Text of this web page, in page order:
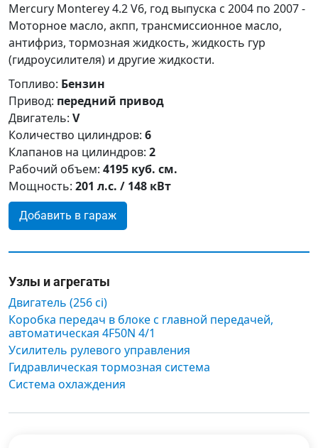
Mercury Monterey 4.2 V6, год выпуска с 2004 по 2007 -
Моторное масло, акпп, трансмиссионное масло,
антифриз, тормозная жидкость, жидкость гур
(гидроусилителя) и другие жидкости.
Топливо: Бензин
Привод: передний привод
Двигатель: V
Количество цилиндров: 6
Клапанов на цилиндров: 2
Рабочий объем: 4195 куб. см.
Мощность: 201 л.с. / 148 кВт
Добавить в гараж
Узлы и агрегаты
Двигатель (256 ci)
Коробка передач в блоке с главной передачей,
автоматическая 4F50N 4/1
Усилитель рулевого управления
Гидравлическая тормозная система
Система охлаждения